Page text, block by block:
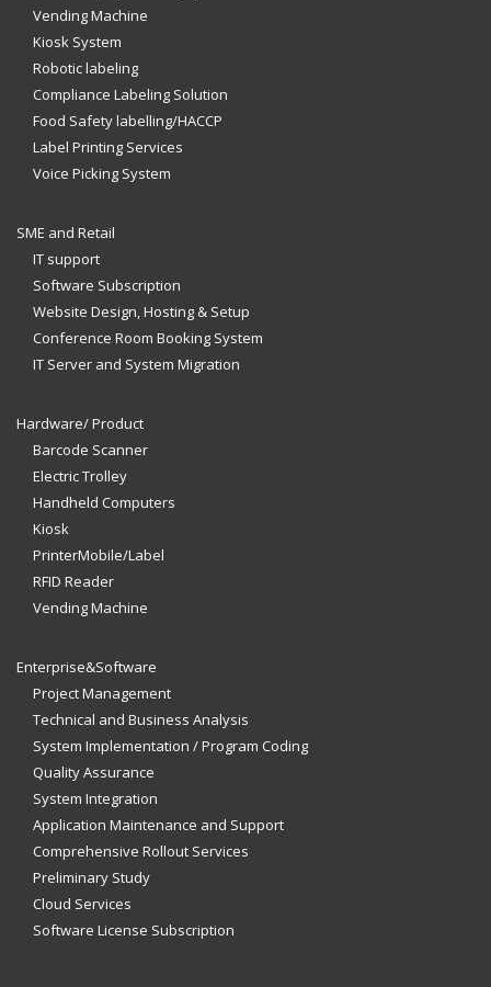
Vending Machine
Kiosk System
Robotic labeling
Compliance Labeling Solution
Food Safety labelling/HACCP
Label Printing Services
Voice Picking System
SME and Retail
IT support
Software Subscription
Website Design, Hosting & Setup
Conference Room Booking System
IT Server and System Migration
Hardware/ Product
Barcode Scanner
Electric Trolley
Handheld Computers
Kiosk
PrinterMobile/Label
RFID Reader
Vending Machine
Enterprise&Software
Project Management
Technical and Business Analysis
System Implementation / Program Coding
Quality Assurance
System Integration
Application Maintenance and Support
Comprehensive Rollout Services
Preliminary Study
Cloud Services
Software License Subscription